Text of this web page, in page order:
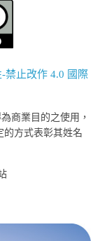
禁止改作 4.0 國際
商業目的之使用，
的方式表彰其姓名